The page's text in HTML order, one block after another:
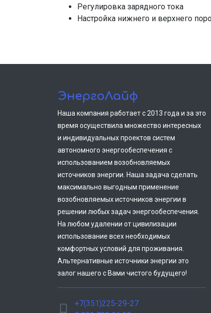
Регулировка зарядного тока
Настройка нижнего и верхнего
ЭнергоЛайф
Наша компания работает с 2013 года и за это
время осуществила множество интересных
и индивидуальных проектов систем
автономного энергообеспечения с
использованием возобновляемых
источников энергии. Наша задача сделать
максимально выгодным применение
возобновляемых источников энергии в
решении любых задач энергообеспечения.
На любом удалении от цивилизации
использование всех необходимых
комфортных условий для проживания.
Альтернативные источники энергии это
залог нашего с Вами чистого будущего!
+7(351)225-29-27